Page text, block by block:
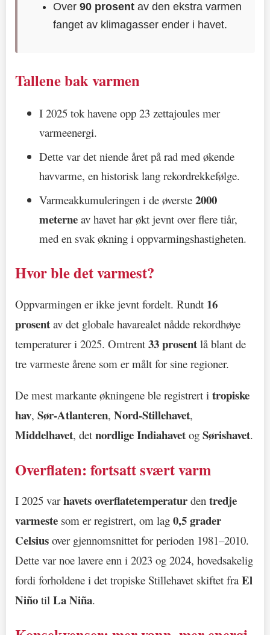
Over90 prosent av den ekstra varmen
fanget av klimagasser ender i havet.
Tallene bak varmen
I 2025 tok havene opp 23 zettajoules mer
varmeenergi.
Dette var det niende året på rad med økende
havvarme, en historisk lang rekordrekkefølge.
Varmeakkumuleringen i de øverste 2000
meterne av havet har økt jevnt over flere tiår,
med en svak økning i oppvarmingshastigheten.
Hvor ble det varmest?
Oppvarmingen er ikke jevnt fordelt. Rundt 16
prosent av det globale havarealet nådde rekordhøye
temperaturer i 2025. Omtrent 33 prosent lå blant de
tre varmeste årene som er målt for sine regioner.
De mest markante økningene ble registrert i tropiske
hav, Sør-Atlanteren, Nord-Stillehavet,
Middelhavet, det nordlige Indiahavet og Sørishavet.
Overflaten: fortsatt svært varm
I 2025 varhavets overflatetemperatur den tredje
varmeste som er registrert, om lag 0,5 grader
Celsius over gjennomsnittet for perioden 1981–2010.
Dette var noe lavere enn i 2023 og 2024, hovedsakelig
fordi forholdene i det tropiske Stillehavet skiftet fraEl
Niño til La Niña.